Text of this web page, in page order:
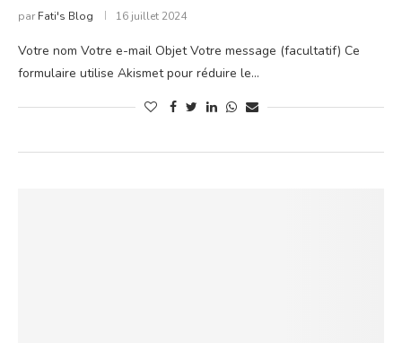
par Fati's Blog 16 juillet 2024
Votre nom Votre e-mail Objet Votre message (facultatif) Ce
formulaire utilise Akismet pour réduire le…